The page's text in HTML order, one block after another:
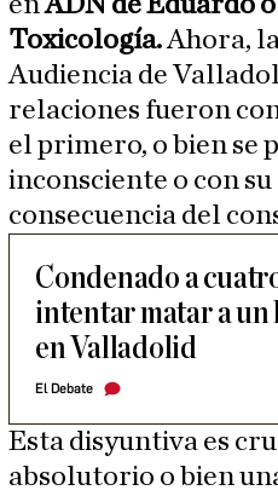
Toxicología.Ahora,
Audiencia de
relaciones fueron
el primero, o bien se
inconsciente o con
consecuencia del
Condenado a
intentar matar a un
en Valladolid
El Debate
Esta disyuntiva es
absolutorio o bien